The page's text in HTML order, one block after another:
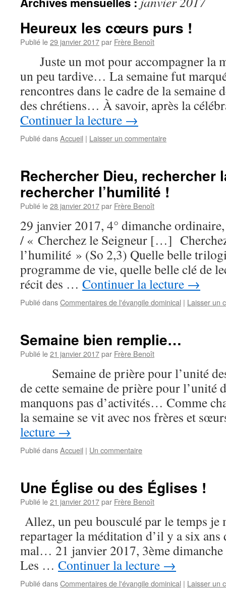
Heureux les cœurs purs !
Publié le29 janvier 2017par Frère Benoît
Juste un mot pour accompagner la
un peu tardive… La semaine fut
rencontres dans le cadre de la semaine
des chrétiens… À savoir, après la
Continuer la lecture →
Publié dansAccueil | Laisser un commentaire
Rechercher Dieu, rechercher
rechercher l’humilité !
Publié le28 janvier 2017par Frère Benoît
29 janvier 2017, 4° dimanche
/ « Cherchez le Seigneur […]
l’humilité » (So 2,3) Quelle belle
programme de vie, quelle belle clé de
récit des … Continuer la lecture →
Publié dansCommentaires de l'évangile dominical | Laisser un
Semaine bien remplie…
Publié le21 janvier 2017par Frère Benoît
Semaine de prière pour l’unité
de cette semaine de prière pour l’unité
manquons pas d’activités… Comme
la semaine se vit avec nos frères et
lecture →
Publié dansAccueil | Un commentaire
Une Église ou des Églises !
Publié le21 janvier 2017par Frère Benoît
Allez, un peu bousculé par le temps je
repartager la méditation d’il y a six ans
mal… 21 janvier 2017, 3ème
Les … Continuer la lecture →
Publié dansCommentaires de l'évangile dominical | Laisser un